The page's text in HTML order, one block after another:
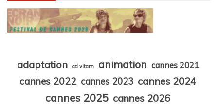
adaptation ad vitam animation cannes 2021
cannes 2022 cannes 2023 cannes 2024
cannes 2025 cannes 2026